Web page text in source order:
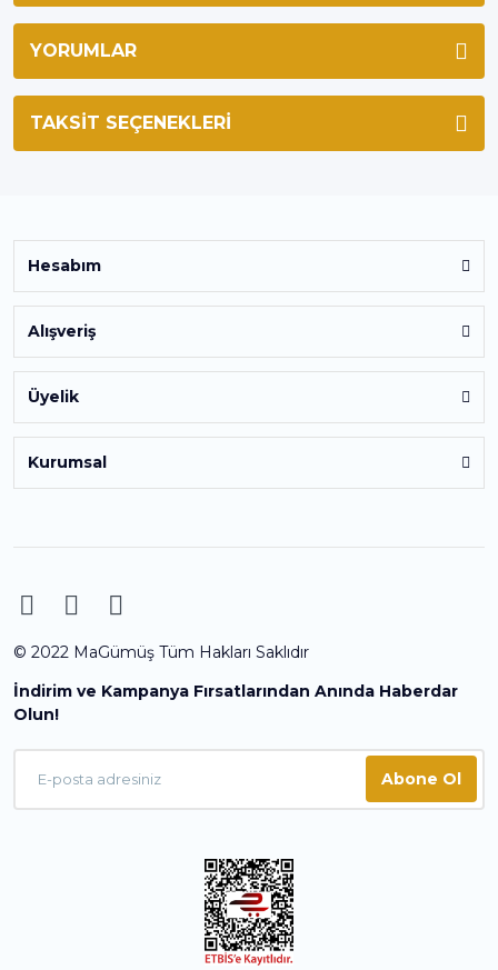
YORUMLAR
TAKSIT SEÇENEKLERI
Hesabım
Alışveriş
Üyelik
Kurumsal
© 2022 MaGümüş Tüm Hakları Saklıdır
İndirim ve Kampanya Fırsatlarından Anında Haberdar
Olun!
Abone Ol